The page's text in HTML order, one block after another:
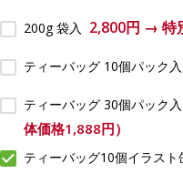
200g 袋入 2,800円 → 特
ティーバッグ 10個パック入
ティーバッグ 30個パック入
体価格1,888円）
ティーバッグ10個イラスト